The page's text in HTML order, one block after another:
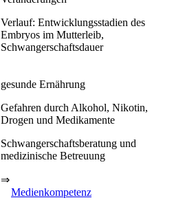
Verlauf: Entwicklungsstadien des
Embryos im Mutterleib,
Schwangerschaftsdauer
gesunde Ernährung
Gefahren durch Alkohol, Nikotin,
Drogen und Medikamente
Schwangerschaftsberatung und
medizinische Betreuung
⇒
Medienkompetenz